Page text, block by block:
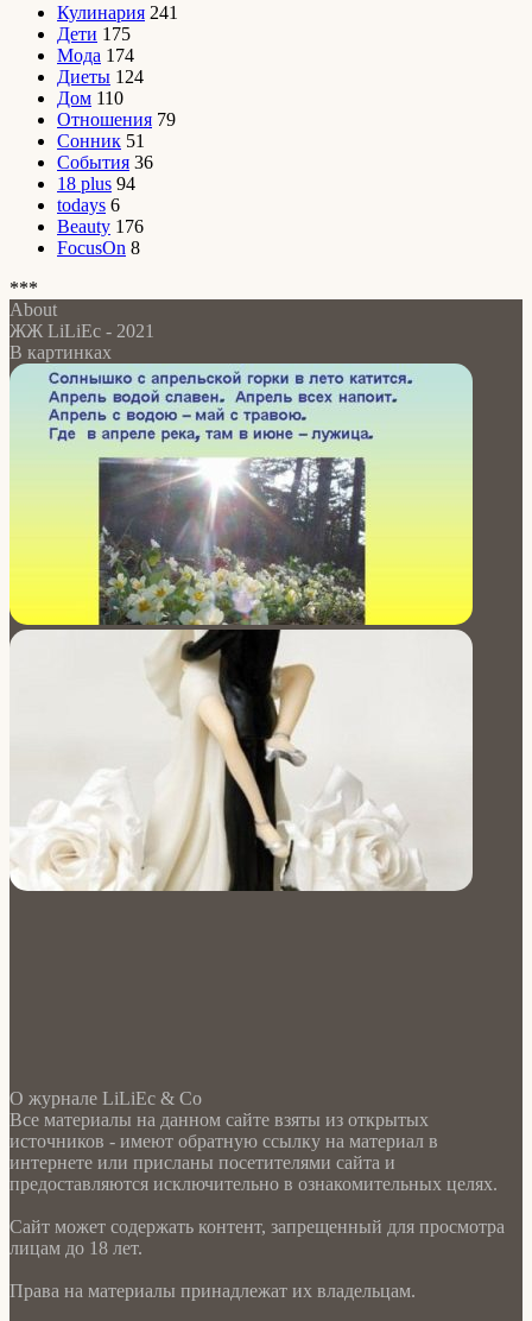
Кулинария 241
Дети 175
Мода 174
Диеты 124
Дом 110
Отношения 79
Сонник 51
События 36
18 plus 94
todays 6
Beauty 176
FocusOn 8
***
About
ЖЖ LiLiEc - 2021
В картинках
О журнале LiLiEc & Co
Все материалы на данном сайте взяты из открытых
источников - имеют обратную ссылку на материал в
интернете или присланы посетителями сайта и
предоставляются исключительно в ознакомительных целях.
Сайт может содержать контент, запрещенный для просмотра
лицам до 18 лет.
Права на материалы принадлежат их владельцам.